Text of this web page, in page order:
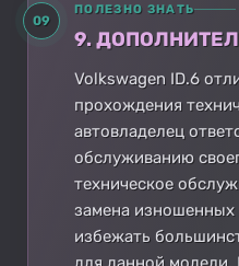
09
ПОЛЕЗНО ЗНАТЬ
9.
Volkswagen ID.6
прохождения
автовладелец
обслуживанию
техническое
замена изношенных
избежать